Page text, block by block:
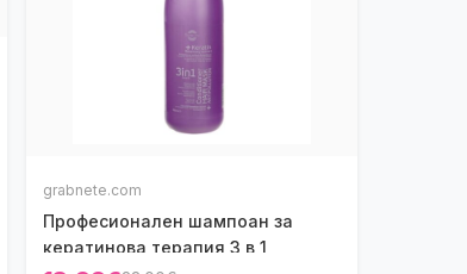
grabnete.com
Професионален шампоан за
кератинова терапия 3 в 1